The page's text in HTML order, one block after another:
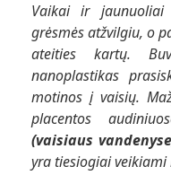
Vaikai ir jaunuoliai
grėsmės atžvilgiu, o
ateities kartų.
nanoplastikas
motinos į vaisių.
placentos
(vaisiaus
yra tiesiogiai